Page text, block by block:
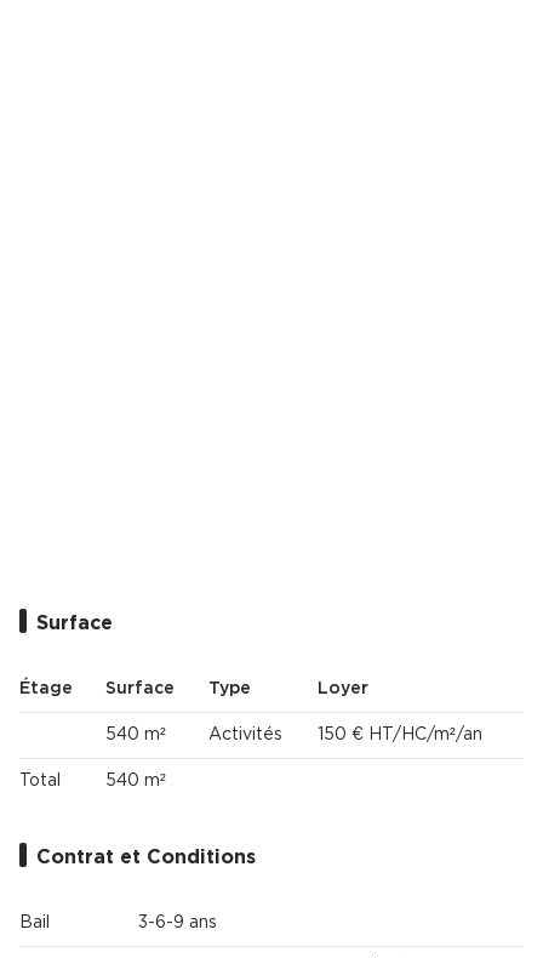
Surface
Étage Surface Type Loyer
540 m² Activités 150 € HT/HC/m²/an
Total 540 m²
Contrat et Conditions
Bail 3-6-9 ans